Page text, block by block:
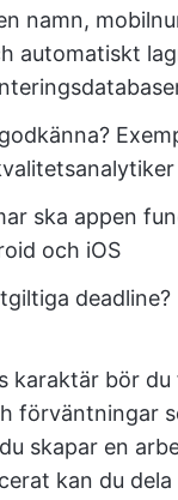
namn,
automatiskt
ska appen
och iOS
deadline?
karaktär bör du
förväntningar
skapar en
kan du dela